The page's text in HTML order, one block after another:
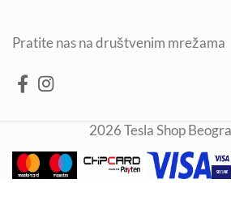
Pratite nas na društvenim mrežama
2026 Tesla Shop